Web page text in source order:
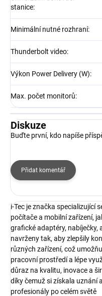
stanice:
Minimální nutné rozhraní:
Thunderbolt video:
Výkon Power Delivery (W):
Max. počet monitorů:
Diskuze
Buďte první, kdo napíše
Přidat komentář
i-Tec je značka specializující
počítače a mobilní zařízení,
grafické adaptéry, nabíječky,
navrženy tak, aby zlepšily
různých zařízení, což
pracovní prostředí a lépe
důraz na kvalitu, inovace a
díky čemuž si získala uznání
profesionály po celém světě